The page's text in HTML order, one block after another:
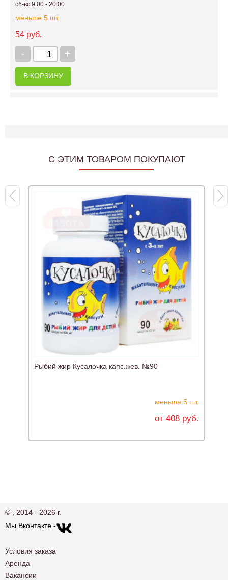
сб-вс 9:00 - 20:00
меньше 5 шт.
54 руб.
+
-
В КОРЗИНУ
C ЭТИМ ТОВАРОМ ПОКУПАЮТ
Рыбий жир Кусалочка капс.жев. №90
меньше 5 шт.
от 408 руб.
© , 2014 - 2026 г.
Мы Вконтакте -
Условия заказа
Аренда
Вакансии